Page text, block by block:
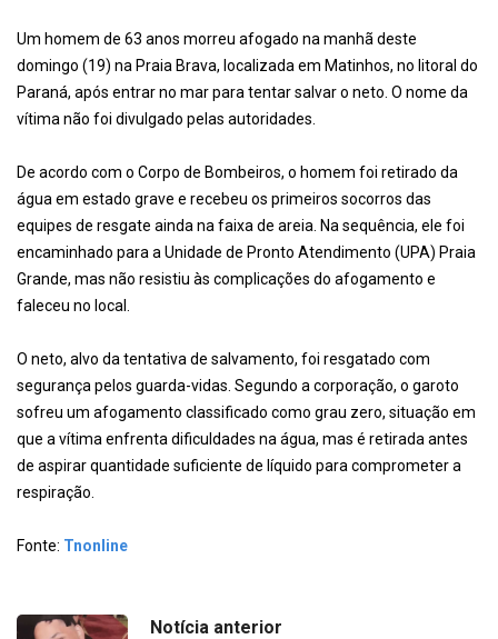
Um homem de 63 anos morreu afogado na manhã deste
domingo (19) na Praia Brava, localizada em Matinhos, no litoral do
Paraná, após entrar no mar para tentar salvar o neto. O nome da
vítima não foi divulgado pelas autoridades.
De acordo com o Corpo de Bombeiros, o homem foi retirado da
água em estado grave e recebeu os primeiros socorros das
equipes de resgate ainda na faixa de areia. Na sequência, ele foi
encaminhado para a Unidade de Pronto Atendimento (UPA) Praia
Grande, mas não resistiu às complicações do afogamento e
faleceu no local.
O neto, alvo da tentativa de salvamento, foi resgatado com
segurança pelos guarda-vidas. Segundo a corporação, o garoto
sofreu um afogamento classificado como grau zero, situação em
que a vítima enfrenta dificuldades na água, mas é retirada antes
de aspirar quantidade suficiente de líquido para comprometer a
respiração.
Fonte: Tnonline
Notícia anterior